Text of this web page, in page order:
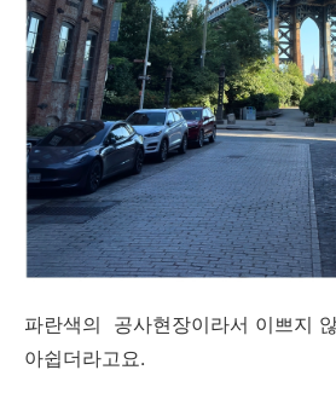
파란색의 공사현장이라서 이쁘지
아쉽더라고요.